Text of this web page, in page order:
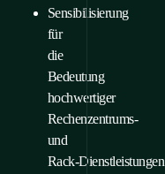
Sensibilisierung
für
die
Bedeutung
hochwertiger
Rechenzentrums‑
und
Rack‑Dienstleistungen